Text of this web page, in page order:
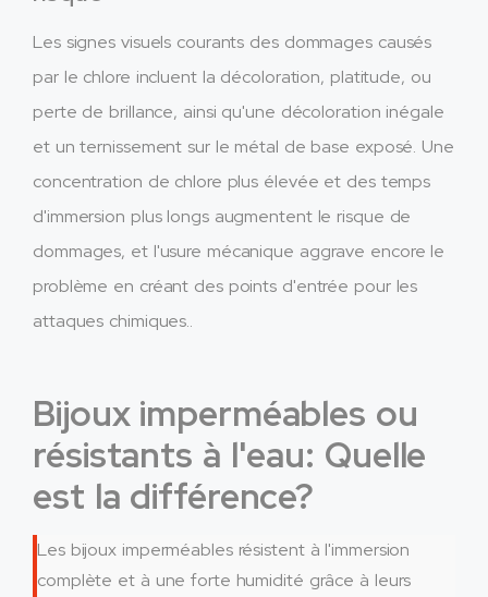
Les signes visuels courants des dommages causés
par le chlore incluent la décoloration, platitude, ou
perte de brillance, ainsi qu'une décoloration inégale
et un ternissement sur le métal de base exposé. Une
concentration de chlore plus élevée et des temps
d'immersion plus longs augmentent le risque de
dommages, et l'usure mécanique aggrave encore le
problème en créant des points d'entrée pour les
attaques chimiques..
Bijoux imperméables ou
résistants à l'eau: Quelle
est la différence?
Les bijoux imperméables résistent à l'immersion
complète et à une forte humidité grâce à leurs